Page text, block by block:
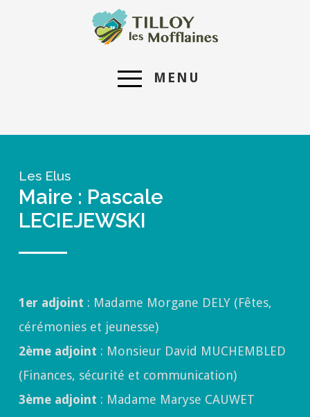
MENU
Les Elus
Maire : Pascale
LECIEJEWSKI
1er adjoint : Madame Morgane DELY (Fêtes,
cérémonies et jeunesse)
2ème adjoint : Monsieur David MUCHEMBLED
(Finances, sécurité et communication)
3ème adjoint : Madame Maryse CAUWET